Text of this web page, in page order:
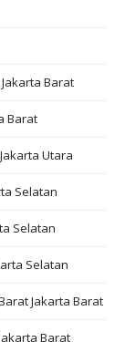
Barat
Barat
Utara
Selatan
Selatan
Selatan
Jakarta Barat
Barat